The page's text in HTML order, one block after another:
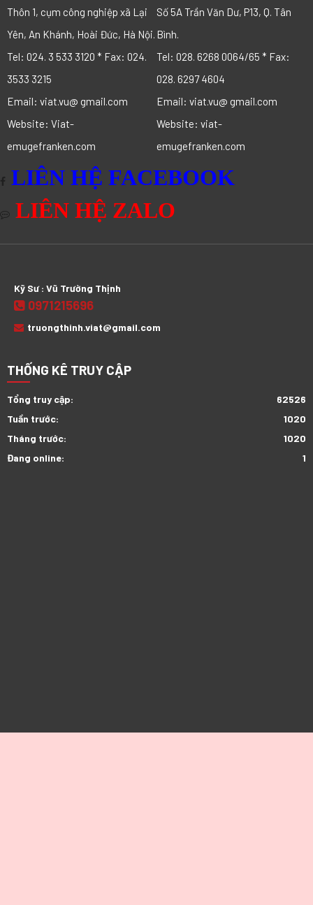
Thôn 1, cụm công nghiệp xã Lại
Yên, An Khánh, Hoài Đức, Hà Nội.
Tel: 024. 3 533 3120 * Fax: 024.
3533 3215
Email: viat.vu@ gmail.com
Website: Viat-
emugefranken.com
Số 5A Trần Văn Dư, P13, Q. Tân
Bình.
Tel: 028. 6268 0064/65 * Fax:
028. 6297 4604
Email: viat.vu@ gmail.com
Website: viat-
emugefranken.com
LIÊN HỆ FACEBOOK
LIÊN HỆ ZALO
Kỹ Sư : Vũ Trường Thịnh
0971215696
truongthinh.viat@gmail.com
THỐNG KÊ TRUY CẬP
62526
Tổng truy cập:
1020
Tuần trước:
1020
Tháng trước:
1
Đang online: